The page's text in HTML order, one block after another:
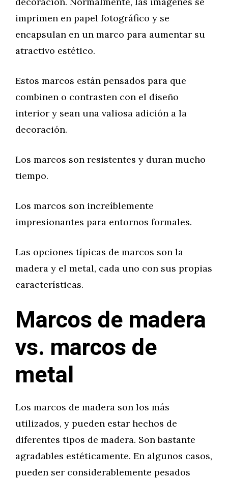
imprimen en papel fotográfico y se
encapsulan en un marco para aumentar su
atractivo estético.
Estos marcos están pensados para que
combinen o contrasten con el diseño
interior y sean una valiosa adición a la
decoración.
Los marcos son resistentes y duran mucho
tiempo.
Los marcos son increíblemente
impresionantes para entornos formales.
Las opciones típicas de marcos son la
madera y el metal, cada uno con sus propias
características.
Marcos de madera
vs. marcos de
metal
Los marcos de madera son los más
utilizados, y pueden estar hechos de
diferentes tipos de madera. Son bastante
agradables estéticamente. En algunos casos,
pueden ser considerablemente pesados